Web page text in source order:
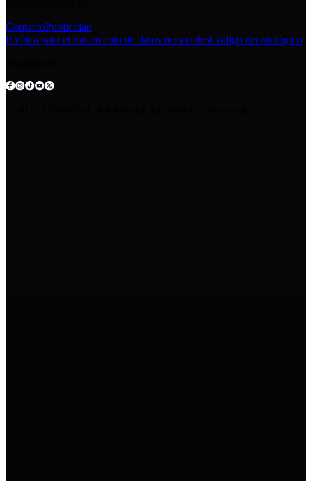
ContactoPublicidad
Política para el tratamiento de datos personalesCódigo deontológico